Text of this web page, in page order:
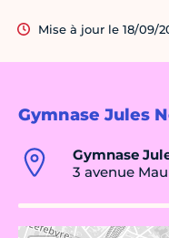
Gymnase Jules
Gymnase
3 avenue
Mise à jour le 18/09/